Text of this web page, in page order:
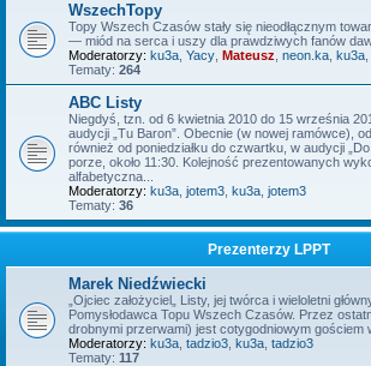
WszechTopy
Topy Wszech Czasów stały się nieodłącznym
— miód na serca i uszy dla prawdziwych fanów
Moderatorzy: ku3a Yacy Mateusz neon.ka ku3a
Tematy: 264
ABC Listy
Niegdyś, tzn. od 6 kwietnia 2010 do 15 września
audycji „Tu Baron”. Obecnie (w nowej ramówce),
również od poniedziałku do czwartku, w audycji „Do
porze, około 11:30. Kolejność prezentowanych
alfabetyczna...
Moderatorzy: ku3a jotem3 ku3a jotem3
Tematy: 36
Prezenterzy LPPT
Marek Niedźwiecki
„Ojciec założyciel„ Listy, jej twórca i wieloletni
Pomysłodawca Topu Wszech Czasów. Przez
drobnymi przerwami) jest cotygodniowym gościem
Moderatorzy: ku3a tadzio3 ku3a tadzio3
Tematy: 117